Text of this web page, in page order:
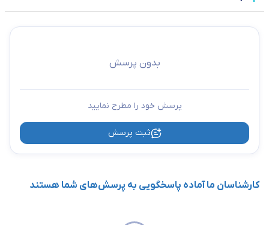
بدون پرسش
پرسش خود را مطرح نمایید
ثبت پرسش
کارشناسان ما آماده پاسخگویی به پرسش‌های شما هستند